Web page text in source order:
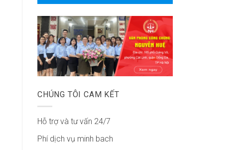
CHÚNG TÔI CAM KẾT
Hỗ trợ và tư vấn 24/7
Phí dịch vụ minh bach